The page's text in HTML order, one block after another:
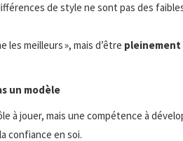
de style ne sont pas des
les meilleurs », mais d’être
un modèle
à jouer, mais une compétence à
confiance en soi.